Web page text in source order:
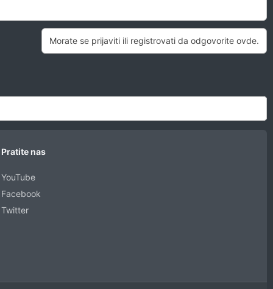
Morate se prijaviti ili registrovati da odgovorite ovde.
Pratite nas
YouTube
Facebook
Twitter